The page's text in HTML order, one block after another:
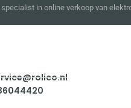
in online verkoop van